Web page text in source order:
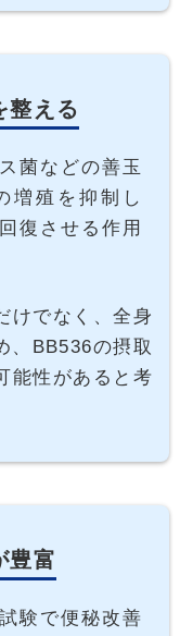
える
菌などの善玉
増殖を抑制し
復させる作用
けでなく、全身
、BB536の摂取
能性があると考
豊富
験で便秘改善